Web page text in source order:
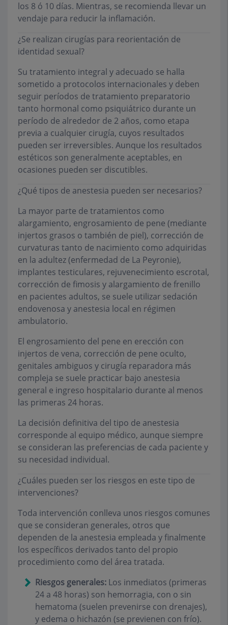
los 8 ó 10 días. Mientras, se recomienda llevar un
vendaje para reducir la inflamación.
¿Se realizan cirugías para reorientación de
identidad sexual?
Su tratamiento integral y adecuado se halla
sometido a protocolos internacionales y deben
seguir períodos de tratamiento preparatorio
tanto hormonal como psiquiátrico durante un
período de alrededor de 2 años, como etapa
previa a cualquier cirugía, cuyos resultados
pueden ser irreversibles. Aunque los resultados
estéticos son generalmente aceptables, en
ocasiones pueden ser discutibles.
¿Qué tipos de anestesia pueden ser necesarios?
La mayor parte de tratamientos como
alargamiento, engrosamiento de pene (mediante
injertos grasos o también de piel), corrección de
curvaturas tanto de nacimiento como adquiridas
en la adultez (enfermedad de La Peyronie),
implantes testiculares, rejuvenecimiento escrotal,
corrección de fimosis y alargamiento de frenillo
en pacientes adultos, se suele utilizar sedación
endovenosa y anestesia local en régimen
ambulatorio.
El engrosamiento del pene en erección con
injertos de vena, corrección de pene oculto,
genitales ambiguos y cirugía reparadora más
compleja se suele practicar bajo anestesia
general e ingreso hospitalario durante al menos
las primeras 24 horas.
La decisión definitiva del tipo de anestesia
corresponde al equipo médico, aunque siempre
se consideran las preferencias de cada paciente y
su necesidad individual.
¿Cuáles pueden ser los riesgos en este tipo de
intervenciones?
Toda intervención conlleva unos riesgos comunes
que se consideran generales, otros que
dependen de la anestesia empleada y finalmente
los específicos derivados tanto del propio
procedimiento como del área tratada.
Riesgos generales: Los inmediatos (primeras
24 a 48 horas) son hemorragia, con o sin
hematoma (suelen prevenirse con drenajes),
y edema o hichazón (se previenen con frío).